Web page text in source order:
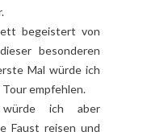
begeistert von
besonderen
Mal würde ich
empfehlen.
ich aber
Faust reisen und